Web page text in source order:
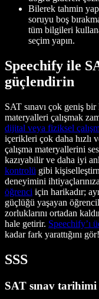
Bilerek tahmin
soruyu boş
tüm bilgileri
seçim yapın.
Speechify ile
güçlendirin
SAT sınavı çok geniş
materyalleri çalışmak
dijital veya fiziksel
içerikleri çok daha hızlı
çalışma materyallerini
kazıyabilir ve daha iyi
kontrolü gibi
deneyimini
öğrenci için harikadır;
güçlüğü yaşayan
zorluklarını ortadan
hale getirir. Speechify’ı
kadar fark yarattığını gör!
SSS
SAT sınav